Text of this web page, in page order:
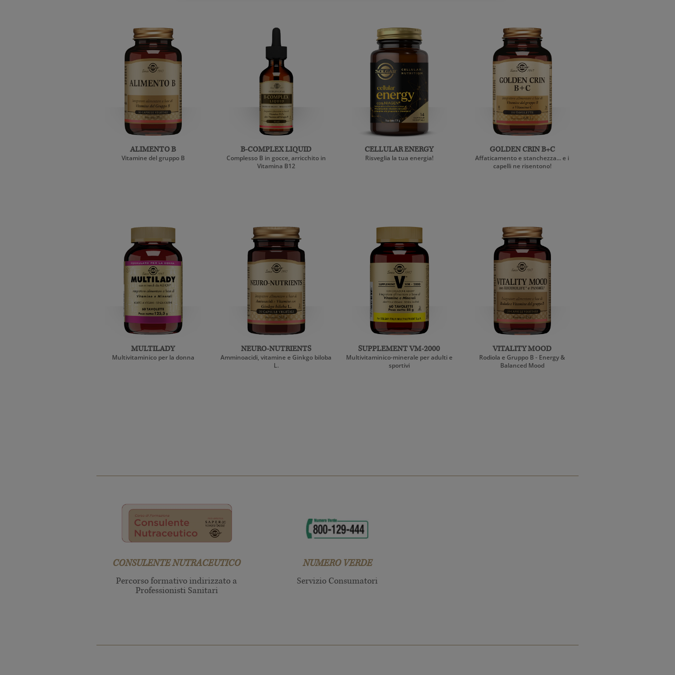
ALIMENTO B
Vitamine del gruppo B
B-COMPLEX LIQUID
Complesso B in gocce, arricchito in
Vitamina B12
CELLULAR ENERGY
Risveglia la tua energia!
GOLDEN CRIN B+C
Affaticamento e stanchezza... e i
capelli ne risentono!
MULTILADY
Multivitaminico per la donna
NEURO-NUTRIENTS
Amminoacidi, vitamine e Ginkgo biloba
L.
SUPPLEMENT VM-2000
Multivitaminico-minerale per adulti e
sportivi
VITALITY MOOD
Rodiola e Gruppo B - Energy &
Balanced Mood
CONSULENTE NUTRACEUTICO
Percorso formativo indirizzato a
Professionisti Sanitari
NUMERO VERDE
Servizio Consumatori